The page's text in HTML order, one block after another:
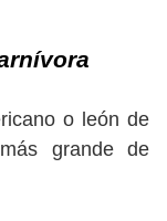
o león de
grande de